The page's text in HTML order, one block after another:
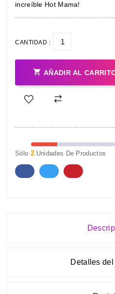
increíble Hot Mama!
CANTIDAD :
 AÑADIR AL
Sólo 2Unidades De Productos
Detalles